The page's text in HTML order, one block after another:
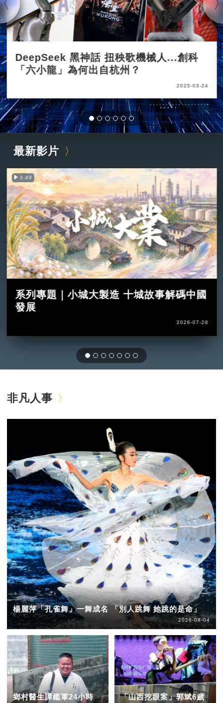
DeepSeek 黑神話 扭秧歌機械人...創科
「六小龍」為何出自杭州？
2025-03-24
最新影片
3:49
系列專題｜小城大製造 十城故事解碼中國
發展
2026-07-28
非凡人事
楊麗萍「孔雀舞」一舞成名 「別人跳舞 她跳的是命」
2026-08-04
鄉村醫生譚鑑軍24小時
「山西挖眼案」郭斌6歲